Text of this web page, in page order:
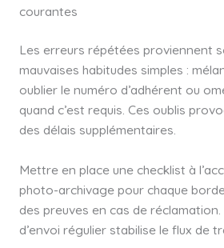
courantes
Les erreurs répétées proviennent
mauvaises habitudes simples :
oublier le numéro d’adhérent ou
quand c’est requis. Ces oublis
des délais supplémentaires.
Mettre en place une checklist à
photo-archivage pour chaque
des preuves en cas de
d’envoi régulier stabilise le flux de